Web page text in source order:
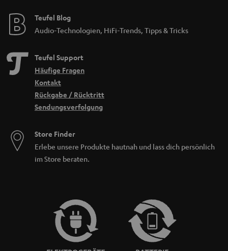
Teufel Blog
Audio-Technologien, HiFi-Trends, Tipps & Tricks
Teufel Support
Häufige Fragen
Kontakt
Rückgabe / Rücktritt
Sendungsverfolgung
Store Finder
Erlebe unsere Produkte hautnah und lass dich persönlich
im Store beraten.